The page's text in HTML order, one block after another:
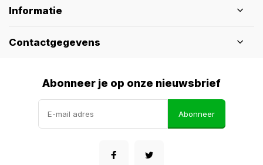
Informatie
Contactgegevens
Abonneer je op onze nieuwsbrief
Abonneer